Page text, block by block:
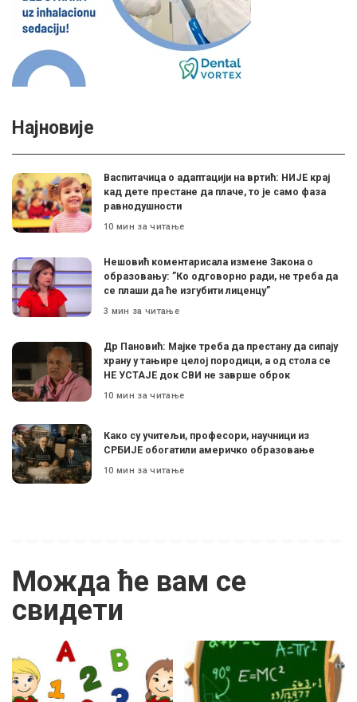
Најновије
Васпитачица о адаптацији на вртић: НИЈЕ крај
кад дете престане да плаче, то је само фаза
равнодушности
10 мин за читање
Нешовић коментарисала измене Закона о
образовању: ”Ко одговорно ради, не треба да
се плаши да ће изгубити лиценцу”
3 мин за читање
Др Пановић: Мајке треба да престану да сипају
храну у тањире целој породици, а од стола се
НЕ УСТАЈЕ док СВИ не заврше оброк
10 мин за читање
Како су учитељи, професори, научници из
СРБИЈЕ обогатили америчко образовање
10 мин за читање
Можда ће вам се
свидети